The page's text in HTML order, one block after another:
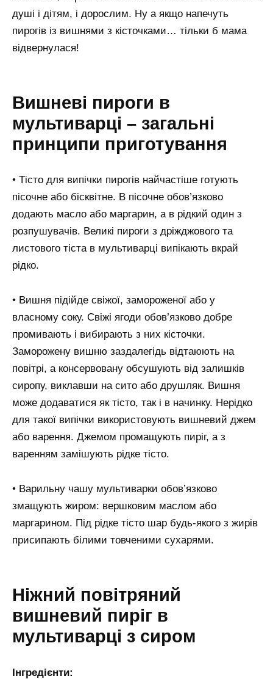
душі і дітям, і дорослим. Ну а якщо напечуть
пирогів із вишнями з кісточками… тільки б мама
відвернулася!
Вишневі пироги в
мультиварці – загальні
принципи приготування
• Тісто для випічки пирогів найчастіше готують
пісочне або бісквітне. В пісочне обов’язково
додають масло або маргарин, а в рідкий один з
розпушувачів. Великі пироги з дріжджового та
листового тіста в мультиварці випікають вкрай
рідко.
• Вишня підійде свіжої, замороженої або у
власному соку. Свіжі ягоди обов’язково добре
промивають і вибирають з них кісточки.
Заморожену вишню заздалегідь відтаюють на
повітрі, а консервовану обсушують від залишків
сиропу, виклавши на сито або друшляк. Вишня
може додаватися як тісто, так і в начинку. Нерідко
для такої випічки використовують вишневий джем
або варення. Джемом промащують пиріг, а з
варенням замішують рідке тісто.
• Варильну чашу мультиварки обов’язково
змащують жиром: вершковим маслом або
маргарином. Під рідке тісто шар будь-якого з жирів
присипають білими товченими сухарями.
Ніжний повітряний
вишневий пиріг в
мультиварці з сиром
Інгредієнти: